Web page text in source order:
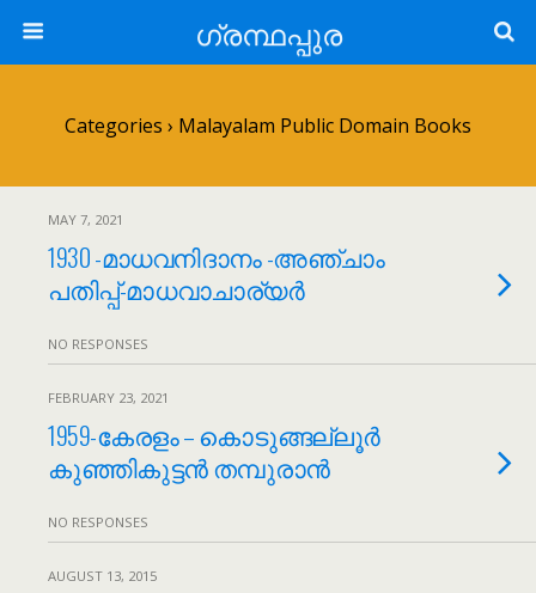
ഗ്രന്ഥപ്പുര
Categories › Malayalam Public Domain Books
MAY 7, 2021
1930 -മാധവനിദാനം -അഞ്ചാം
പതിപ്പ്-മാധവാചാര്യര്‍
NO RESPONSES
FEBRUARY 23, 2021
1959-കേരളം – കൊടുങ്ങല്ലൂര്‍
കുഞ്ഞികുട്ടന്‍ തമ്പുരാന്‍
NO RESPONSES
AUGUST 13, 2015